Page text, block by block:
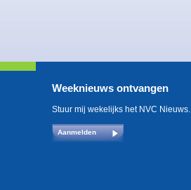
Weeknieuws ontvangen
Stuur mij wekelijks het NVC Nieuws.
Aanmelden